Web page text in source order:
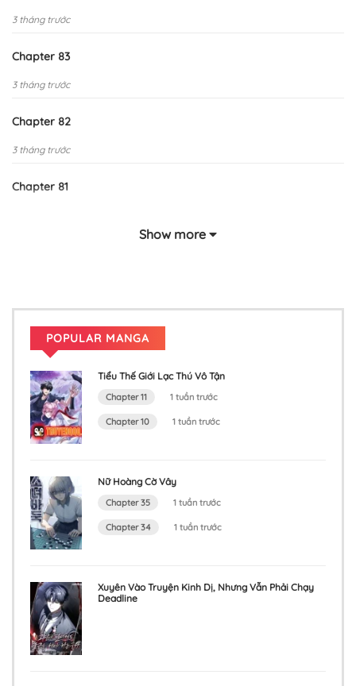
3 tháng trước
Chapter 83
3 tháng trước
Chapter 82
3 tháng trước
Chapter 81
3 tháng trước
Chapter 78
3 tháng trước
Chapter 77
3 tháng trước
Chapter 76
3 tháng trước
3 tháng trước
Chapter 74
Show more
POPULAR MANGA
Tiểu Thế Giới Lạc Thú Vô Tận
Chapter 11 1 tuần trước
Chapter 10 1 tuần trước
Nữ Hoàng Cờ Vây
Chapter 35 1 tuần trước
Chapter 34 1 tuần trước
Xuyên Vào Truyện Kinh Dị, Nhưng Vẫn Phải Chạy
Deadline